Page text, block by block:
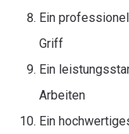
Ein
Griff
Ein
Arbeiten
Ein